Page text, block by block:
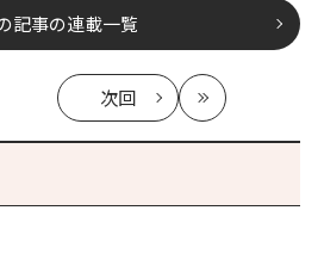
記事の連載一覧
次回
記
最
新